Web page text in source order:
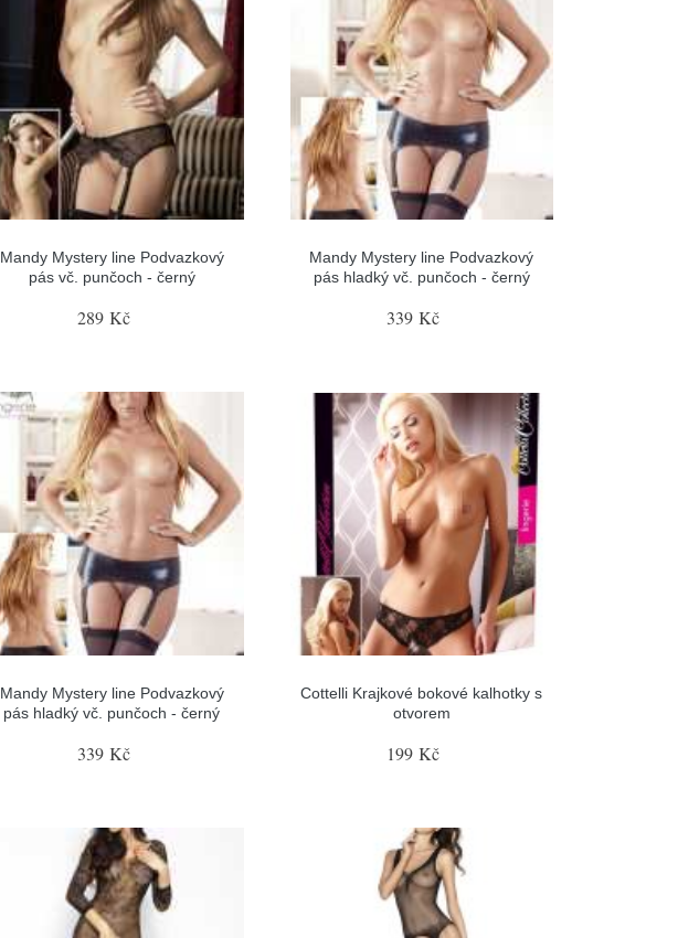
Mandy Mystery line Podvazkový
pás vč. punčoch - černý
289 Kč
Mandy Mystery line Podvazkový
pás hladký vč. punčoch - černý
339 Kč
Mandy Mystery line Podvazkový
pás hladký vč. punčoch - černý
339 Kč
Cottelli Krajkové bokové kalhotky s
otvorem
199 Kč